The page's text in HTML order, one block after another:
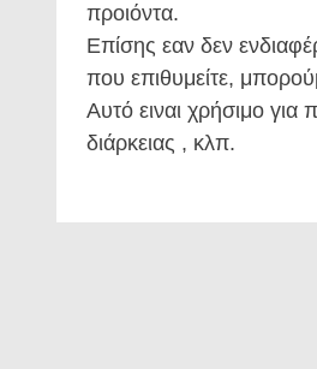
προιόντα.
Επίσης εαν δεν
που επιθυμείτε,
Αυτό ειναι χρήσιμο για
διάρκειας , κλπ.